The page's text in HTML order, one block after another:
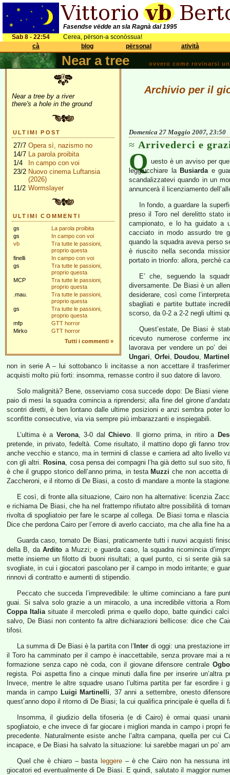
Fasendse vëdde an sla Ragnà dal 1995
Sab 8 - 22:54
Cerea, përson-a sconòssua!
cà
blog përsonal atività
Near a tree ovvero come rovinarsi
Near a tree by a river
there's a hole in the ground
ULTIMI POST
27/7 Opera sì, nazismo no
14/7 La parola proibita
1/4
In campo con voi
23/2 Nuovo cinema Luftansia
(2026)
11/2 Wormslayer
ULTIMI COMMENTI
gs
La parola proibita
gs
In campo con voi
vb
Tra tutte le passioni,
proprio questa
finelli
In campo con voi
gs
Tra tutte le passioni,
proprio questa
MCP
Tra tutte le passioni,
proprio questa
.mau.
Tra tutte le passioni,
proprio questa
gs
Tra tutte le passioni,
proprio questa
mfp
GTT horror
Mirko
GTT horror
Tutti i commenti »
Archivio per il
Domenica 27 Maggio 2007, 23:50
Arrivederci e
Q uesto è un avviso per
leggiucchiare la Busiardae
scandalizzatevi quando in un
annuncerà il licenziamento
In fondo, a guardare la
preso il Toro nel derelitto stato
campionato, e lo ha guidato a
cacciato in modo assurdo tre
quando la squadra aveva perso
è riuscito nella seconda
portato in trionfo: allora, perchè
E’ che, seguendo la
diversamente. De Biasi è un
desiderare, così come
sbagliati e partite buttate
scorso, da 0-2 a 2-2 negli ultimi
Quest’estate, De Biasi è
ricevuto numerose conferme
lavorava per vendere un po’
Ungari, Orfei, Doudou,
non in serie A – lui sottobanco li incitasse a non accettare il
acquisti molto più forti: insomma, remasse contro il suo datore di lavoro.
Solo malignità? Bene, osserviamo cosa succede dopo: De Biasi
paio di mesi la squadra comincia a riprendersi; alla fine del girone
scontri diretti, è ben lontano dalle ultime posizioni e anzi sembra poter
sconfitte consecutive, via via sempre più imbarazzanti e inspiegabili.
L’ultima è a Verona, 3-0 dalChievo. Il giorno prima, in ritiro a
pretende, in privato, fedeltà. Come risultato, il mattino dopo gli fanno
anche vecchio e stanco, ma in termini di classe e carriera ad alto livello
con gli altri. Rosina, cosa pensa dei compagni l’ha già detto sul suo sito,
è che il gruppo storico dell’anno prima, in testa Muzzi che non accetta
Zaccheroni, e il ritorno di De Biasi, a costo di mandare a monte la
E così, di fronte alla situazione, Cairo non ha alternative: licenzia
e richiama De Biasi, che ha nel frattempo rifiutato altre possibilità di
rivolta di spogliatoio per fare le scarpe al collega. De Biasi torna e
Dice che perdona Cairo per l’errore di averlo cacciato, ma che alla fine ha
Guarda caso, tornato De Biasi, praticamente tutti i nuovi acquisti
della B, daArdito a Muzzi; e guarda caso, la squadra ricomincia
mette insieme un filotto di buoni risultati; a quel punto, ci si sente già
svogliate, in cui i giocatori pascolano per il campo in modo irritante; e
rinnovi di contratto e aumenti di stipendio.
Peccato che succeda l’imprevedibile: le ultime cominciano a fare
guai. Si salva solo grazie a un miracolo, a una incredibile vittoria a
Coppa Italiasituate il mercoledì prima e quello dopo, batte quindici
salvo, De Biasi non contento fa altre dichiarazioni bellicose: dice che
tifosi.
La summa di De Biasi è la partita con l’ Inter di oggi: una prestazione
il Toro ha camminato per il campo è inaccettabile, senza provare mai a
formazione senza capo nè coda, con il giovane difensore centrale
regista. Poi aspetta fino a cinque minuti dalla fine per inserire un’altra
Invece, mentre le altre squadre usano l’ultima partita per far esordire
manda in campo Luigi Martinelli, 37 anni a settembre, onesto
quest’anno dopo il ritorno di De Biasi; la cui qualifica principale è quella di
Insomma, il giudizio della tifoseria (e di Cairo) è ormai quasi
spogliatoio, e che invece di far giocare i migliori manda in campo i propri
precedente. Naturalmente esiste anche l’altra campana, quella per cui
incapace, e De Biasi ha salvato la situazione: lui sarebbe magari un po’
Quel che è chiaro – basta leggere – è che Cairo non ha nessuna
giocatori ed eventualmente di De Biasi. E quindi, salutato il maggior